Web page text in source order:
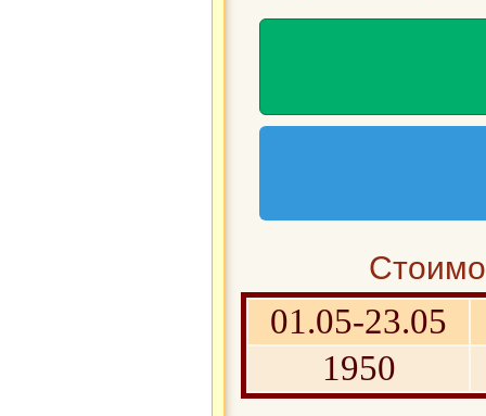
01.05-23.05
1950